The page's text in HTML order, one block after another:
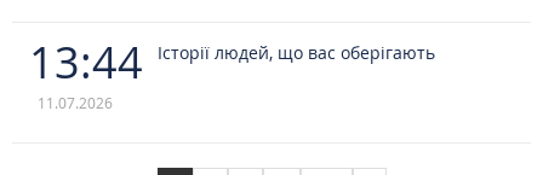
13:44
11.07.2026
Історії людей, що вас оберігають